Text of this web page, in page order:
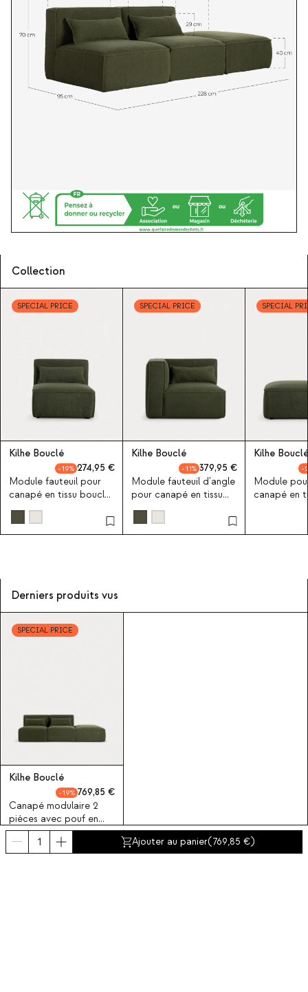
Ajouter au panier(769,85 )
Collection
SPECIAL PRICE
Kilhe Bouclé
19
274,95
Module fauteuil pour
canapé en tissu bouclé
Kilhe
SPECIAL PRICE
Kilhe Bouclé
11
379,95
Module fauteuil d'angle
pour canapé en tissu
bouclé Kilhe
SPECIAL
Kilhe Bouclé
Module
canapé en
Derniers produits vus
SPECIAL PRICE
Kilhe Bouclé
19
769,85
Canapé modulaire 2
pièces avec pouf en
tissu bouclé Kilhe